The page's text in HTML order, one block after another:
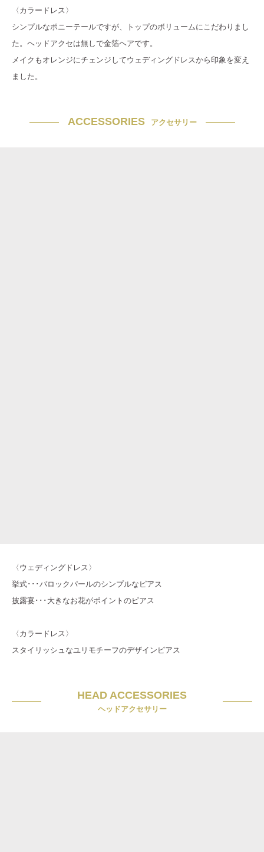
〈カラードレス〉
シンプルなポニーテールですが、トップのボリュームにこだわりまし
た。ヘッドアクセは無しで金箔ヘアです。
メイクもオレンジにチェンジしてウェディングドレスから印象を変え
ました。
ACCESSORIES アクセサリー
〈ウェディングドレス〉
挙式･･･バロックパールのシンプルなピアス
披露宴･･･大きなお花がポイントのピアス
〈カラードレス〉
スタイリッシュなユリモチーフのデザインピアス
HEAD ACCESSORIES
ヘッドアクセサリー